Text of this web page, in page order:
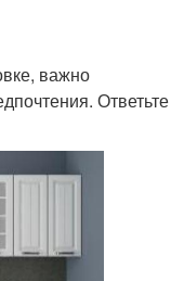
важно
Ответьте